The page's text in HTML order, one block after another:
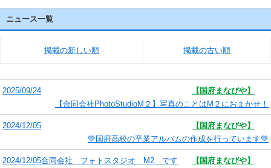
ニュース一覧
掲載の新しい順 掲載の古い順
2025/09/24
【国府まなびや】
【合同会社PhotoStudioM２】写真のことはM２におまかせ！
2024/12/05
【国府まなびや】
💚国府高校の卒業アルバムの作成を行っています💚
2024/12/05 【国府まなびや】
合同会社 フォトスタジオ M2 です